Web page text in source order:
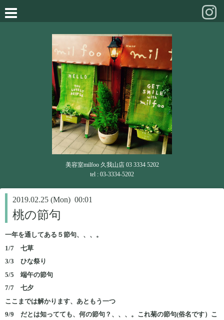
美容室milfoo 久我山店 03 3334 5202
tel : 03-3334-5202
2019.02.25 (Mon) 00:01
桃の節句
一年を通してある５節句、、、。
1/7 七草
3/3 ひな祭り
5/5 端午の節句
7/7 七夕
ここまでは解かります、あともう一つ
9/9 だとは知ってても、何の節句？、、、。これ菊の節句(俗名です）こ